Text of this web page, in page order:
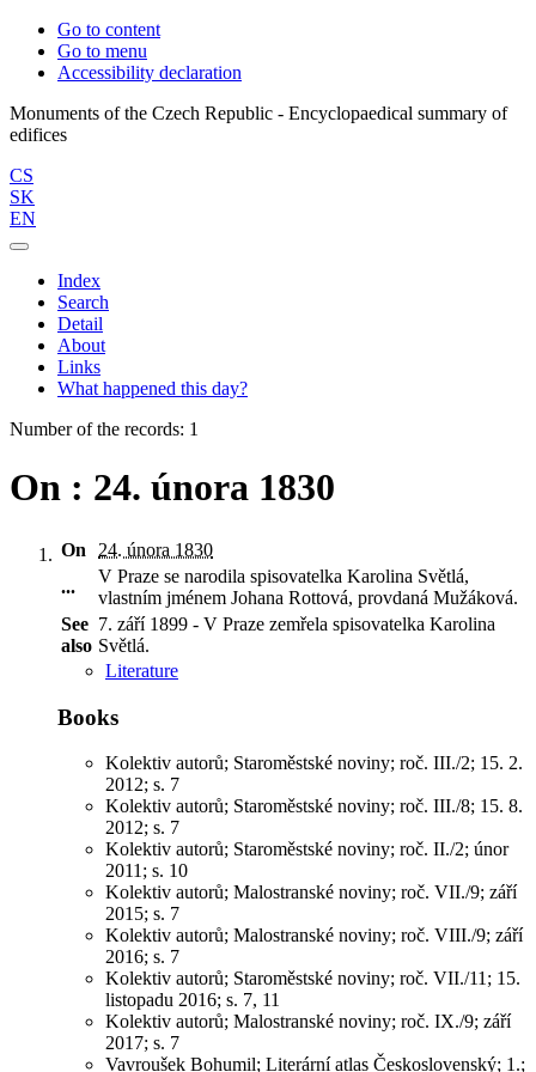
Go to content
Go to menu
Accessibility declaration
Monuments of the Czech Republic - Encyclopaedical summary of
CS
SK
EN
Index
Search
Detail
About
Links
What happened this day?
Number of the records: 1
On : 24. února 1830
On
24. února 1830
...
V Praze se narodila spisovatelka Karolina Světlá,
vlastním jménem Johana Rottová, provdaná Mužáková.
See
also
7. září 1899 - V Praze zemřela spisovatelka Karolina
Světlá.
Literature
Books
Kolektiv autorů; Staroměstské noviny; roč. III./2; 15. 2.
2012; s. 7
Kolektiv autorů; Staroměstské noviny; roč. III./8; 15. 8.
2012; s. 7
Kolektiv autorů; Staroměstské noviny; roč. II./2; únor
2011; s. 10
Kolektiv autorů; Malostranské noviny; roč. VII./9; září
2015; s. 7
Kolektiv autorů; Malostranské noviny; roč. VIII./9; září
2016; s. 7
Kolektiv autorů; Staroměstské noviny; roč. VII./11; 15.
listopadu 2016; s. 7, 11
Kolektiv autorů; Malostranské noviny; roč. IX./9; září
2017; s. 7
Vavroušek Bohumil; Literární atlas Československý; 1.;